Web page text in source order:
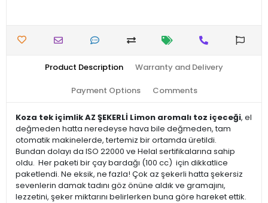
Product Description Warranty and Delivery
Payment Options Comments
Koza tek içimlik AZ ŞEKERLİ Limon aromalı toz içeceği, el
değmeden hatta neredeyse hava bile değmeden, tam
otomatik makinelerde, tertemiz bir ortamda üretildi.
Bundan dolayı da ISO 22000 ve Helal sertifikalarına sahip
oldu. Her paketi bir çay bardağı (100 cc) için dikkatlice
paketlendi. Ne eksik, ne fazla! Çok az şekerli hatta şekersiz
sevenlerin damak tadını göz önüne aldık ve gramajını,
lezzetini, şeker miktarını belirlerken buna göre hareket ettik.